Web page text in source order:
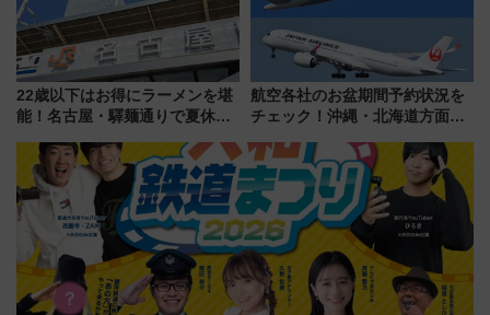
22歳以下はお得にラーメンを堪
能！名古屋・驛麺通りで夏休み
よりスタート
航空各社のお盆期間予約状況を
チェック！沖縄・北海道方面は
日は？